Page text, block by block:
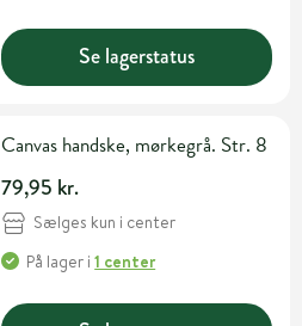
Se lagerstatus
Canvas handske, mørkegrå. Str. 8
79,95 kr.
Sælges kun i center
På lager i1 center